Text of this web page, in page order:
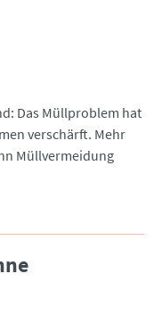
Das Müllproblem hat
verschärft. Mehr
Müllvermeidung